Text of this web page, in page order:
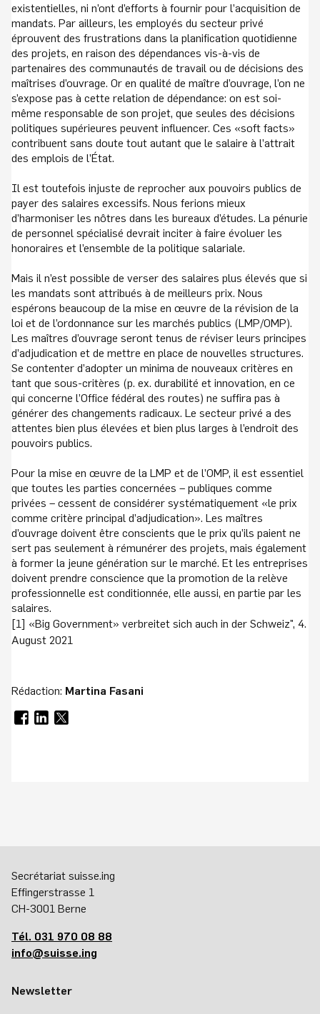
existentielles, ni n’ont d’efforts à fournir pour l’acquisition de
mandats. Par ailleurs, les employés du secteur privé
éprouvent des frustrations dans la planification quotidienne
des projets, en raison des dépendances vis-à-vis de
partenaires des communautés de travail ou de décisions des
maîtrises d’ouvrage. Or en qualité de maître d’ouvrage, l’on ne
s’expose pas à cette relation de dépendance: on est soi-
même responsable de son projet, que seules des décisions
politiques supérieures peuvent influencer. Ces «soft facts»
contribuent sans doute tout autant que le salaire à l’attrait
des emplois de l’État.
Il est toutefois injuste de reprocher aux pouvoirs publics de
payer des salaires excessifs. Nous ferions mieux
d’harmoniser les nôtres dans les bureaux d’études. La pénurie
de personnel spécialisé devrait inciter à faire évoluer les
honoraires et l’ensemble de la politique salariale.
Mais il n’est possible de verser des salaires plus élevés que si
les mandats sont attribués à de meilleurs prix. Nous
espérons beaucoup de la mise en œuvre de la révision de la
loi et de l’ordonnance sur les marchés publics (LMP/OMP).
Les maîtres d’ouvrage seront tenus de réviser leurs principes
d’adjudication et de mettre en place de nouvelles structures.
Se contenter d’adopter un minima de nouveaux critères en
tant que sous-critères (p. ex. durabilité et innovation, en ce
qui concerne l’Office fédéral des routes) ne suffira pas à
générer des changements radicaux. Le secteur privé a des
attentes bien plus élevées et bien plus larges à l’endroit des
pouvoirs publics.
Pour la mise en œuvre de la LMP et de l’OMP, il est essentiel
que toutes les parties concernées – publiques comme
privées – cessent de considérer systématiquement «le prix
comme critère principal d’adjudication». Les maîtres
d’ouvrage doivent être conscients que le prix qu’ils paient ne
sert pas seulement à rémunérer des projets, mais également
à former la jeune génération sur le marché. Et les entreprises
doivent prendre conscience que la promotion de la relève
professionnelle est conditionnée, elle aussi, en partie par les
salaires.
[1] «Big Government» verbreitet sich auch in der Schweiz", 4.
August 2021
Rédaction: Martina Fasani
Secrétariat suisse.ing
Effingerstrasse 1
CH-3001 Berne
Tél. 031 970 08 88
info@suisse.ing
Newsletter